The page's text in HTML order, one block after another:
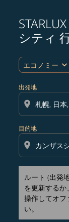
シティ
エコノミー expand_more
出発地
location_on
目的地
location_on
ルート (出発
を更新する
操作してオフ
い。
ルート (出発